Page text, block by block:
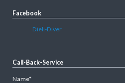
Facebook
Dieli-Diver
Call-Back-Service
Pflichtfeld
Name*